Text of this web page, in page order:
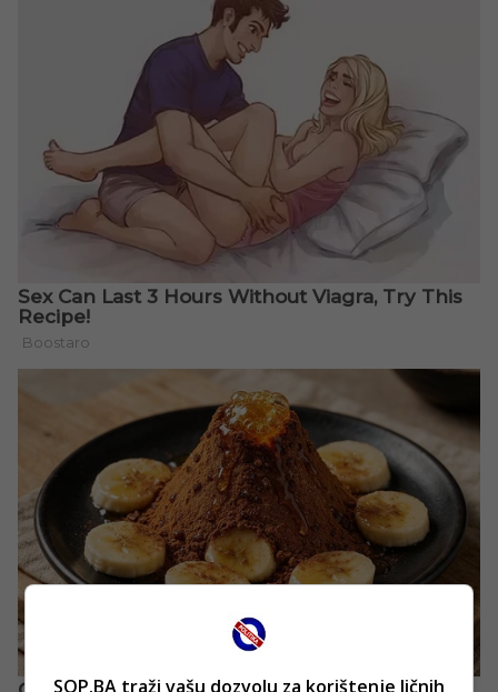
SOP.BA traži vašu dozvolu za korištenje ličnih